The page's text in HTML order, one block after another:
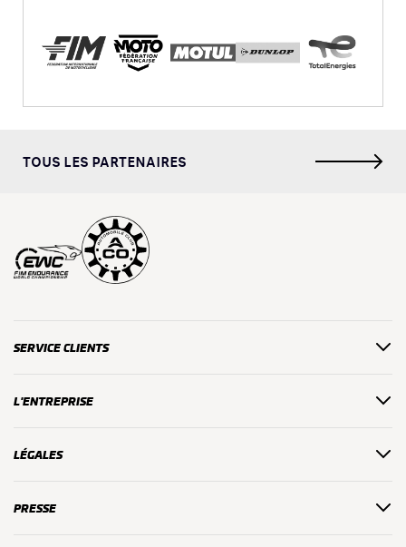
TOUS LES PARTENAIRES
SERVICE CLIENTS
L'ENTREPRISE
LÉGALES
PRESSE